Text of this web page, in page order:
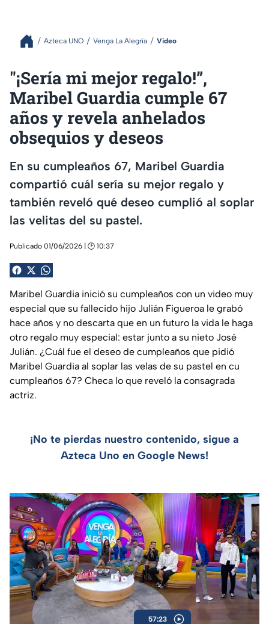
Azteca UNO Venga La Alegría Video
"¡Sería mi mejor regalo!”,
Maribel Guardia cumple 67
años y revela anhelados
obsequios y deseos
En su cumpleaños 67, Maribel Guardia
compartió cuál sería su mejor regalo y
también reveló qué deseo cumplió al soplar
las velitas del su pastel.
Publicado 01/06/2026 | 🕑 10:37
Maribel Guardia inició su cumpleaños con un video muy
especial que su fallecido hijo Julián Figueroa le grabó
hace años y no descarta que en un futuro la vida le haga
otro regalo muy especial: estar junto a su nieto José
Julián. ¿Cuál fue el deseo de cumpleaños que pidió
Maribel Guardia al soplar las velas de su pastel en cu
cumpleaños 67? Checa lo que reveló la consagrada
actriz.
¡No te pierdas nuestro contenido, sigue a
Azteca Uno en Google News!
57:23